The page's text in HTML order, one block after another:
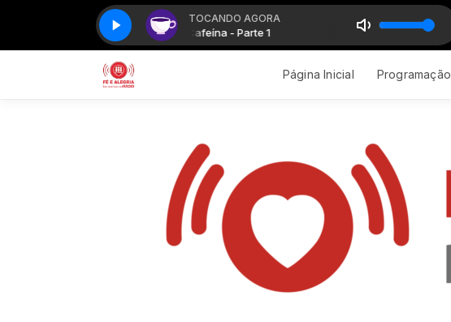
TOCANDO AGORA
Cafeína - Parte 1
Página Inicial Programação